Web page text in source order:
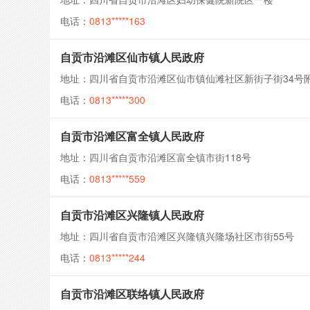
电话： 0813*****163
自贡市沿滩区仙市镇人民政府
地址：四川省自贡市沿滩区仙市镇仙滩社区新街子街34号
电话： 0813*****300
自贡市沿滩区富全镇人民政府
地址：四川省自贡市沿滩区富全镇市街118号
电话： 0813*****559
自贡市沿滩区兴隆镇人民政府
地址：四川省自贡市沿滩区兴隆镇兴隆场社区市街55号
电话： 0813*****244
自贡市沿滩区联络镇人民政府